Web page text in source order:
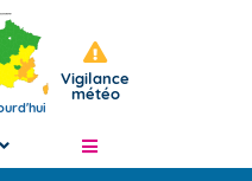
Vigilance
météo